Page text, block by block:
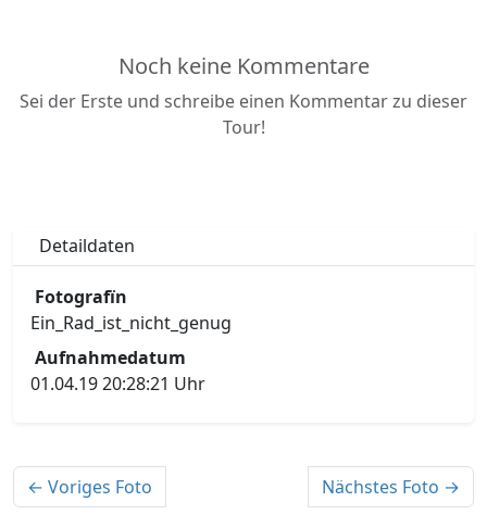
Noch keine Kommentare
Sei der Erste und schreibe einen Kommentar zu dieser
Tour!
Detaildaten
Fotografïn
Ein_Rad_ist_nicht_genug
Aufnahmedatum
01.04.19 20:28:21 Uhr
← Voriges Foto Nächstes Foto →